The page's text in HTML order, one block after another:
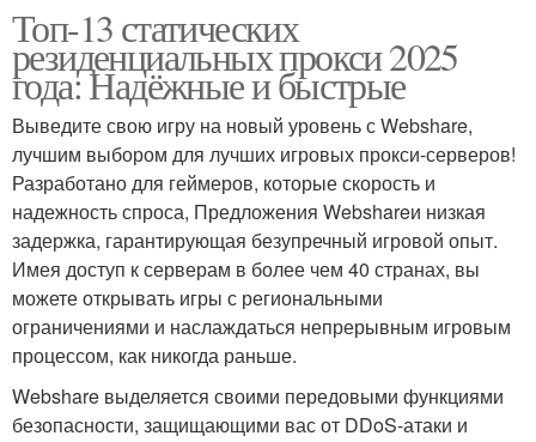
Топ-13 статических
резиденциальных прокси 2025
года: Надёжные и быстрые
Выведите свою игру на новый уровень с Webshare,
лучшим выбором для лучших игровых прокси-серверов!
Разработано для геймеров, которые скорость и
надежность спроса, Предложения Webshareи низкая
задержка, гарантирующая безупречный игровой опыт.
Имея доступ к серверам в более чем 40 странах, вы
можете открывать игры с региональными
ограничениями и наслаждаться непрерывным игровым
процессом, как никогда раньше.
Webshare выделяется своими передовыми функциями
безопасности, защищающими вас от DDoS-атаки и